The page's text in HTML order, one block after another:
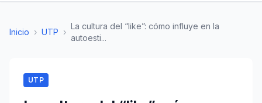
Inicio › UTP ›
La cultura del “like”: cómo influye en la
autoesti...
UTP